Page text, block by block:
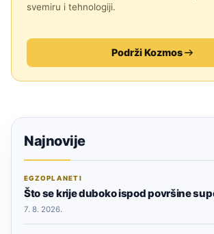
svemiru i tehnologiji.
Podrži Kozmos
Najnovije
EGZOPLANETI
Što se krije duboko ispod površine
7. 8. 2026.